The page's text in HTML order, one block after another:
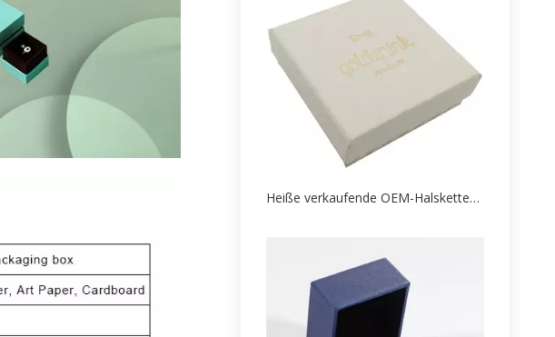
Heiße verkaufende OEM-Halsketten-Papierverpackungsbox-Fabrik